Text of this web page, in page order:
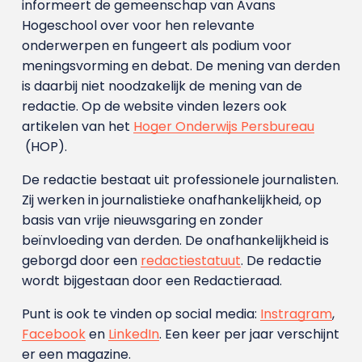
informeert de gemeenschap van Avans
Hogeschool over voor hen relevante
onderwerpen en fungeert als podium voor
meningsvorming en debat. De mening van derden
is daarbij niet noodzakelijk de mening van de
redactie. Op de website vinden lezers ook
artikelen van het Hoger Onderwijs Persbureau
(HOP).
De redactie bestaat uit professionele journalisten.
Zij werken in journalistieke onafhankelijkheid, op
basis van vrije nieuwsgaring en zonder
beïnvloeding van derden. De onafhankelijkheid is
geborgd door een redactiestatuut. De redactie
wordt bijgestaan door een Redactieraad.
Punt is ook te vinden op social media: Instragram,
Facebooken LinkedIn. Een keer per jaar verschijnt
er een magazine.